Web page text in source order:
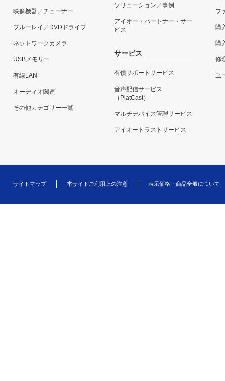
映像機器／チューナー
ブルーレイ／DVDドライブ
ネットワークカメラ
USBメモリー
有線LAN
オーディオ関連
その他カテゴリー一覧
ソリューション／事例
アイオー・パートナー・サー
ビス
サービス
有償サポートサービス
音声配信サービス
（PlatCast）
マルチデバイス管理サービス
アイオートラストサービス
フ
購
購
修
ユ
サイトマップ 本サイトご利用上の注意 表示価格・商品全般について